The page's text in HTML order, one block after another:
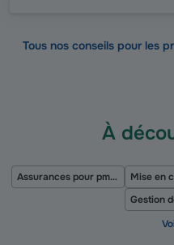
Tous nos conseils pour les
À
Assurances pour pme et eti